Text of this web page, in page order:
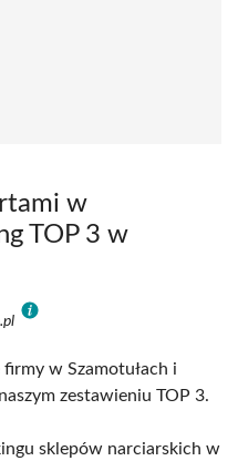
w
TOP 3 w
w Szamotułach i
zestawieniu TOP 3.
sklepów narciarskich w